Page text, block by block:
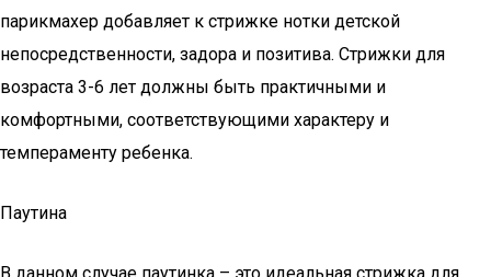
парикмахер добавляет к стрижке нотки детской
непосредственности, задора и позитива. Стрижки для
возраста 3-6 лет должны быть практичными и
комфортными, соответствующими характеру и
темпераменту ребенка.
Паутина